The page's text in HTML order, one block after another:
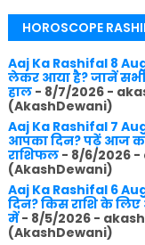
HOROSCOPE
Aaj Ka Rashifal 8
लेकर आया है? जानें सभी
हाल- 8/7/2026-
(AkashDewani)
Aaj Ka Rashifal 7
आपका दिन? पढ़ें आज
राशिफल- 8/6/2026-
(AkashDewani)
Aaj Ka Rashifal 6
दिन? किस राशि के
में- 8/5/2026-
(AkashDewani)